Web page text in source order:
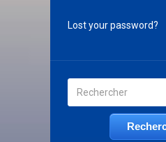
Lost your password?